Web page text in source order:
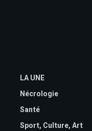
LA UNE
Nécrologie
Santé
Sport, Culture, Art